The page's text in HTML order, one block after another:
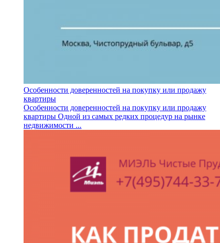
Особенности доверенностей на покупку или продажу
квартиры
Особенности доверенностей на покупку или продажу
квартиры Одной из самых редких процедур на рынке
недвижимости ...